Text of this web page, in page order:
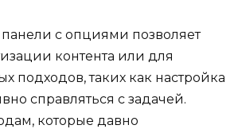
с опциями позволяет
контента или для
подходов, таких как настройка
справляться с задачей.
которые давно